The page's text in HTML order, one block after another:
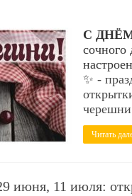
С
сочного
✨ -
Читать
11 июля: